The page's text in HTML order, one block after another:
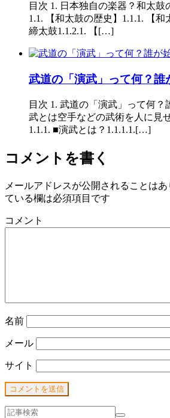
目次 1. 日本独自の楽器？和太鼓
1.1. 【和太鼓の歴史】1.1.1. 【和
締太鼓1.1.2.1. 【[…]
武道の「演武」って何？誰
目次 1. 武道の「演武」って何？
武とは空手などの武術を人に見
1.1.1. ■演武とは？1.1.1.1.[…]
コメントを書く
メールアドレスが公開されることはあ
ている欄は必須項目です
コメント
名前
メール
サイト